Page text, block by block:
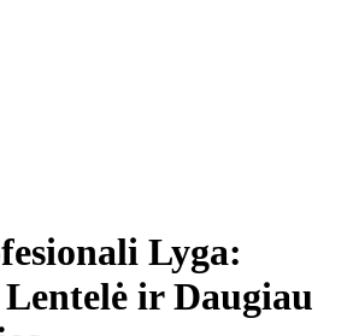
Lyga:
ir Daugiau